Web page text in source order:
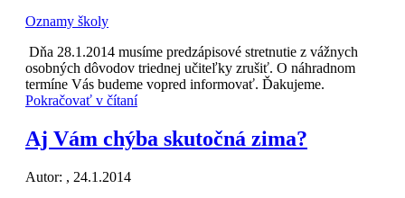
Oznamy školy
Dňa 28.1.2014 musíme predzápisové stretnutie z vážnych
osobných dôvodov triednej učiteľky zrušiť. O náhradnom
termíne Vás budeme vopred informovať. Ďakujeme.
Pokračovať v čítaní
Aj Vám chýba skutočná zima?
Autor: , 24.1.2014